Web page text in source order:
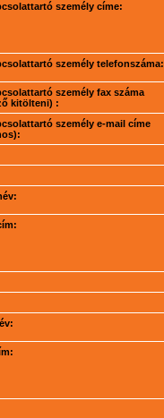
személy címe:
személy telefonszáma:
személy fax száma
kitölteni) :
személy e-mail címe